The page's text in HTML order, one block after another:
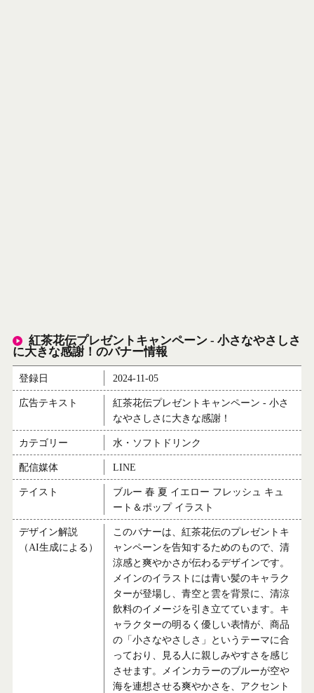
紅茶花伝プレゼントキャンペーン - 小さなやさしさ
に大きな感謝！のバナー情報
登録日 2024-11-05
広告テキスト
紅茶花伝プレゼントキャンペーン - 小さ
なやさしさに大きな感謝！
カテゴリー 水・ソフトドリンク
配信媒体 LINE
テイスト
ブルー 春 夏 イエロー フレッシュ キュ
ート＆ポップ イラスト
デザイン解説
（AI生成による）
このバナーは、紅茶花伝のプレゼントキ
ャンペーンを告知するためのもので、清
涼感と爽やかさが伝わるデザインです。
メインのイラストには青い髪のキャラク
ターが登場し、青空と雲を背景に、清涼
飲料のイメージを引き立てています。キ
ャラクターの明るく優しい表情が、商品
の「小さなやさしさ」というテーマに合
っており、見る人に親しみやすさを感じ
させます。メインカラーのブルーが空や
海を連想させる爽やかさを、アクセント